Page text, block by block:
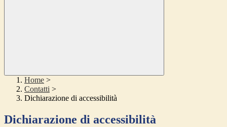
Home >
Contatti >
Dichiarazione di accessibilità
Dichiarazione di accessibilità